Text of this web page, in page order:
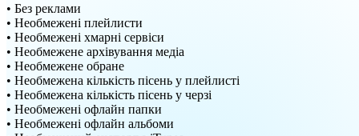
• Без реклами
• Необмежені плейлисти
• Необмежені хмарні сервіси
• Необмежене архівування медіа
• Необмежене обране
• Необмежена кількість пісень у плейлисті
• Необмежена кількість пісень у черзі
• Необмежені офлайн папки
• Необмежені офлайн альбоми